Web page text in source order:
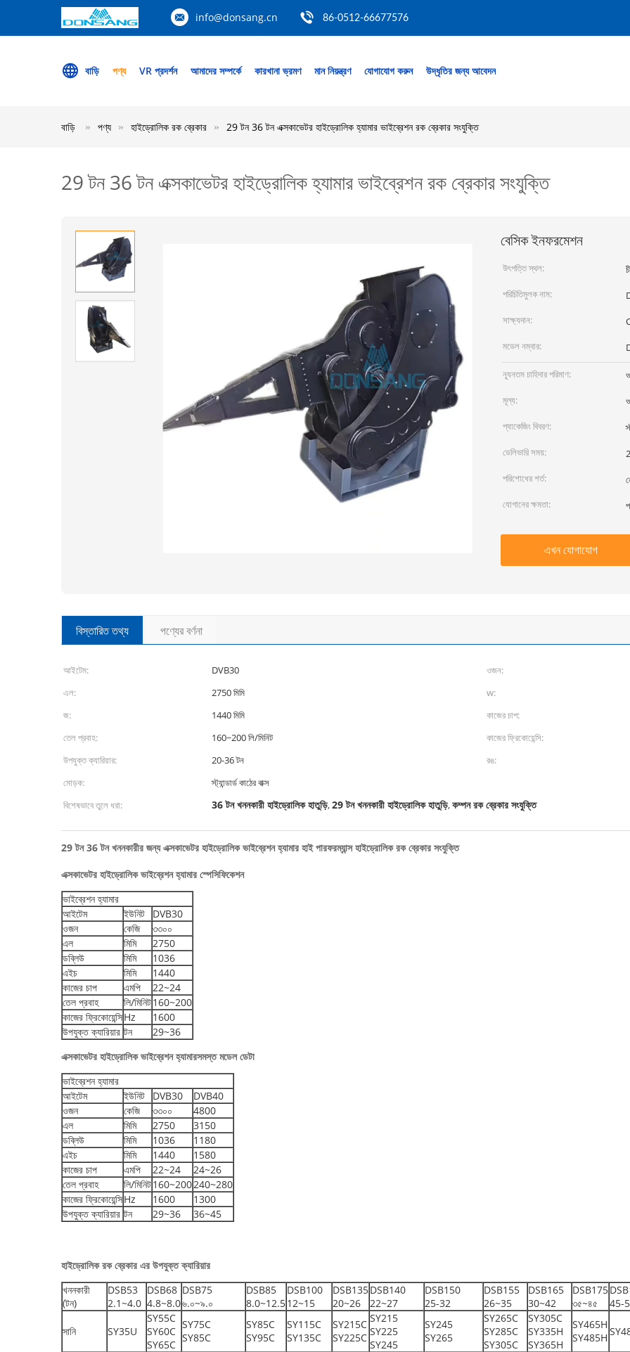
info@donsang.cn 86-0512-66677576
বাড়ি পণ্য VR প্রদর্শন আমাদের সম্পর্কে কারখানা ভ্রমণ মান নিয়ন্ত্রণ যোগাযোগ করুন উদ্ধৃতির জন্য আবেদন
বাড়ি পণ্য হাইড্রোলিক রক ব্রেকার 29 টন 36 টন এক্সকাভেটর হাইড্রোলিক হ্যামার ভাইব্রেশন রক ব্রেকার সংযুক্তি
29 টন 36 টন এক্সকাভেটর হাইড্রোলিক হ্যামার ভাইব্রেশন রক ব্রেকার সংযুক্তি
বেসিক ইনফরমেশন
উৎপত্তি স্থল:
পরিচিতিমুলক নাম:
সাক্ষ্যদান:
মডেল নম্বার:
ন্যূনতম চাহিদার পরিমাণ:
মূল্য:
প্যাকেজিং বিবরণ:
ডেলিভারি সময়:
পরিশোধের শর্ত:
যোগানের ক্ষমতা:
এখন যোগাযোগ
বিস্তারিত তথ্য পণ্যের বর্ণনা
আইটেম: DVB30 ওজন:
এল:
2750 মিমি w:
জ:
1440 মিমি কাজের চাপ:
তেল প্রবাহ:
160~200 লি/মিনিট কাজের ফ্রিকোয়েন্সি:
উপযুক্ত ক্যারিয়ার:
20-36 টন রঙ:
মোড়ক:
স্ট্যান্ডার্ড কাঠের বাক্স
বিশেষভাবে তুলে ধরা:
36 টন খননকারী হাইড্রোলিক হাতুড়ি,29 টন খননকারী হাইড্রোলিক হাতুড়ি,কম্পন রক ব্রেকার সংযুক্তি
29 টন 36 টন খননকারীর জন্য এক্সকাভেটর হাইড্রোলিক ভাইব্রেশন হ্যামার হাই পারফরম্যান্স হাইড্রোলিক রক ব্রেকার সংযুক্তি
এক্সকাভেটর হাইড্রোলিক ভাইব্রেশন হ্যামার স্পেসিফিকেশন
ভাইব্রেশন হ্যামার
আইটেম
ইউনিট
DVB30
ওজন
কেজি
৩৩০০
এল
মিমি
2750
ডব্লিউ
মিমি
1036
এইচ
মিমি
1440
কাজের চাপ
এমপি
22~24
তেল প্রবাহ
লি/মিনিট160~200
কাজের ফ্রিকোয়েন্সিHz
1600
উপযুক্ত ক্যারিয়ার টন
29~36
এক্সকাভেটর হাইড্রোলিক ভাইব্রেশন হ্যামারসমস্ত মডেল ডেটা
ভাইব্রেশন হ্যামার
আইটেম
ইউনিট DVB30
DVB40
ওজন
কেজি ৩৩০০
4800
এল
মিমি 2750
3150
ডব্লিউ
মিমি 1036
1180
এইচ
মিমি 1440
1580
কাজের চাপ
এমপি 22~24
24~26
তেল প্রবাহ
লি/মিনিট160~200240~280
কাজের ফ্রিকোয়েন্সিHz 1600
1300
উপযুক্ত ক্যারিয়ার টন 29~36 36~45
হাইড্রোলিক রক ব্রেকার এর উপযুক্ত ক্যারিয়ার
খননকারী
(টন)
DSB53
2.1~4.0
DSB68
4.8~8.0
DSB75
৬.০~৯.০
DSB85
8.0~12.5
DSB100
12~15
DSB135
20~26
DSB140
22~27
DSB150
25-32
DSB155
26~35
DSB165
30~42
DSB175
৩৫~৪৫
45-
সানি SY35U
SY55C
SY60C
SY65C
SY75C
SY85C
SY85C
SY95C
SY115C
SY135C
SY215C
SY225C
SY215
SY225
SY245
SY245
SY265
SY265C
SY285C
SY305C
SY305C
SY335H
SY365H
SY465H
SY485H